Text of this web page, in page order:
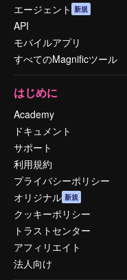
エージェント 新規
API
モバイルアプリ
すべてのMagnificツール
はじめに
Academy
ドキュメント
サポート
利用規約
プライバシーポリシー
オリジナル 新規
クッキーポリシー
トラストセンター
アフィリエイト
法人向け